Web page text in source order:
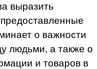
выразить
о важности
людьми, а также о
и товаров в